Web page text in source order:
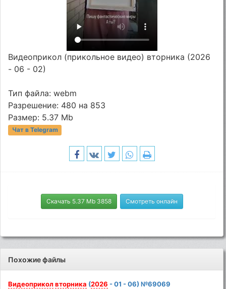
Видеоприкол (прикольное видео) вторника (2026
- 06 - 02)
Тип файла: webm
Разрешение: 480 на 853
Размер: 5.37 Mb
Чат в Telegram
Скачать 5.37 Mb 3858 Смотреть онлайн
Похожие файлы
Видеоприкол вторника (2026 - 01 - 06) №69069